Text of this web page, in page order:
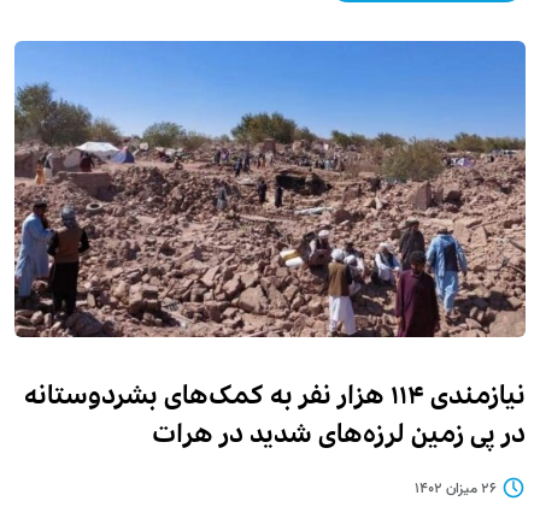
نیازمندی ۱۱۴ هزار نفر به کمک‌های بشردوستانه
در پی زمین لرزه‌های شدید در هرات
۲۶ میزان ۱۴۰۲